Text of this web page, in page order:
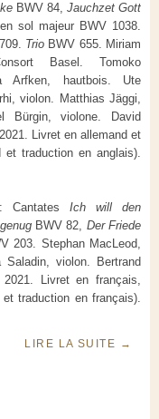
BWV 84, Jauchzet Gott
en sol majeur BWV 1038.
Trio BWV 655. Miriam
Basel. Tomoko
Arfken, hautbois. Ute
violon. Matthias Jäggi,
Bürgin, violone. David
Livret en allemand et
et traduction en anglais).
Cantates Ich will den
BWV 82, Der Friede
203. Stephan MacLeod,
violon. Bertrand
Livret en français,
traduction en français).
LIRE LA SUITE →